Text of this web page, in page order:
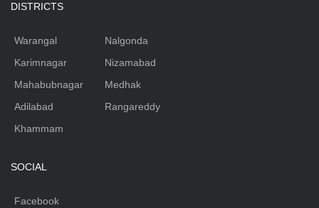
DISTRICTS
Warangal
Karimnagar
Mahabubnagar
Adilabad
Khammam
Nalgonda
Nizamabad
Medhak
Rangareddy
SOCIAL
Facebook